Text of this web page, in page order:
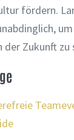
fördern.
der Zukunft zu